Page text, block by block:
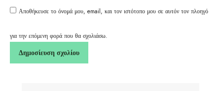
Αποθήκευσε το όνομά μου, email, και τον ιστότοπο μου σε αυτόν τον πλοηγό
για την επόμενη φορά που θα σχολιάσω.